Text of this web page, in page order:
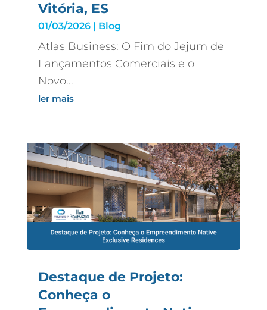
Vitória, ES
01/03/2026| Blog
Atlas Business: O Fim do Jejum de
Lançamentos Comerciais e o
Novo...
ler mais
Destaque de Projeto:
Conheça o